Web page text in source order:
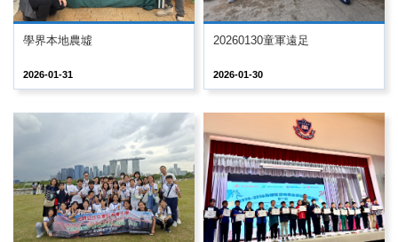
學界本地農墟
2026-01-31
20260130童軍遠足
2026-01-30